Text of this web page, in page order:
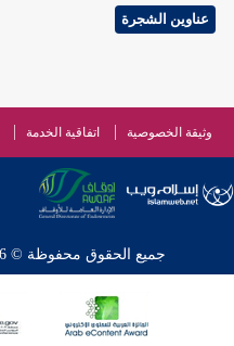
عناوين الشجرة
وثيقة الخصوصية اتفاقية الخدمة
جميع الحقوق محفوظة © 2026 - 1998 لشبكة إسلام ويب